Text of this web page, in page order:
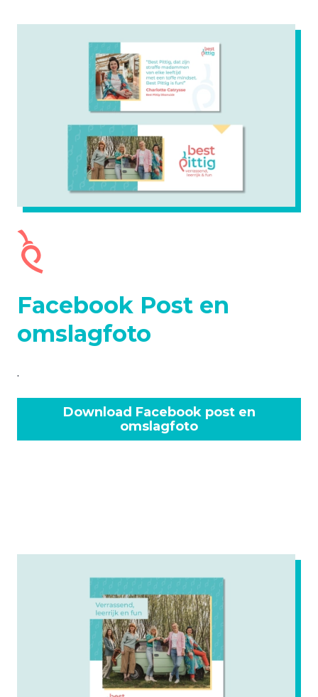
Facebook Post en
omslagfoto
.
Download Facebook post en
omslagfoto